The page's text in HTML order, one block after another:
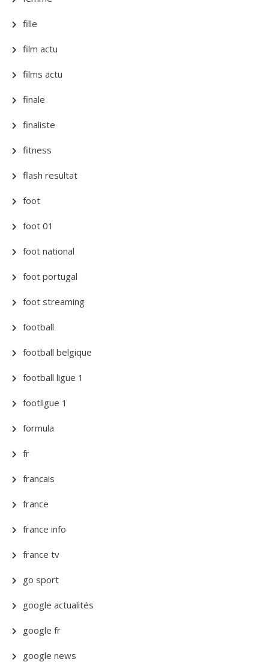
fille
film actu
films actu
finale
finaliste
fitness
flash resultat
foot
foot 01
foot national
foot portugal
foot streaming
football
football belgique
football ligue 1
footligue 1
formula
fr
francais
france
france info
france tv
go sport
google actualités
google fr
google news